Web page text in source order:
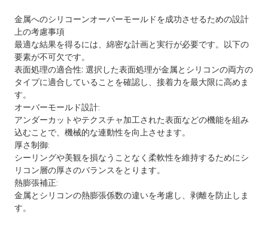
金属へのシリコーンオーバーモールドを成功させるための設計
上の考慮事項
最適な結果を得るには、綿密な計画と実行が必要です。以下の
要素が不可欠です。
表面処理の適合性: 選択した表面処理が金属とシリコンの両方の
タイプに適合していることを確認し、接着力を最大限に高めま
す。
オーバーモールド設計:
アンダーカットやテクスチャ加工された表面などの機能を組み
込むことで、機械的な連動性を向上させます。
厚さ制御:
シーリングや美観を損なうことなく柔軟性を維持するためにシ
リコン層の厚さのバランスをとります。
熱膨張補正:
金属とシリコンの熱膨張係数の違いを考慮し、剥離を防止しま
す。